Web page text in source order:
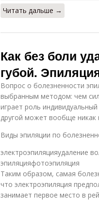
Читать дальше →
Как без боли
губой.
Вопрос о болезненности
выбранным методом: чем
играет роль
другой может вообще
Виды эпиляции по
электроэпиляцияудаление
эпиляцияфотоэпиляция
Таким образом, самая
что электроэпиляция
занимает первое место в